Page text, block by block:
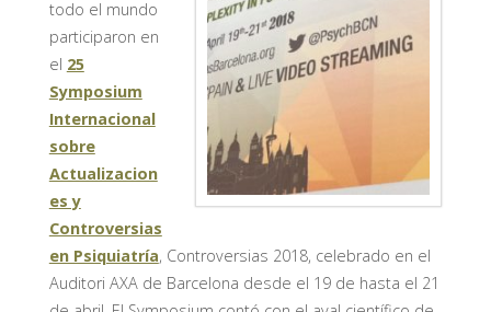
todo el mundo
participaron en
el 25
Symposium
Internacional
sobre
Actualizacion
es y
Controversias
en Psiquiatría, Controversias 2018, celebrado en el
Auditori AXA de Barcelona desde el 19 de hasta el 21